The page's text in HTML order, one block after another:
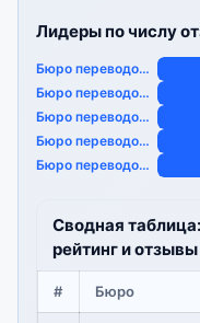
Лидеры по числу
Бюро переводов «…
Бюро переводов «…
Бюро переводов «…
Бюро переводов «…
Бюро переводов «…
Сводная
рейтинг и отзывы
# Бюро